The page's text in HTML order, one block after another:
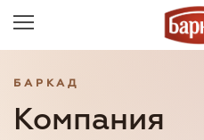
БАРКАД
Компания